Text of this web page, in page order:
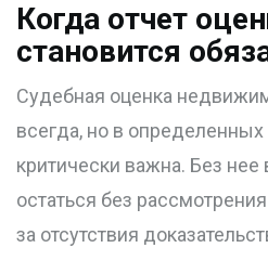
Когда отчет
становится
Судебная оценка
всегда, но в определенных
критически важна. Без
остаться без
за отсутствия